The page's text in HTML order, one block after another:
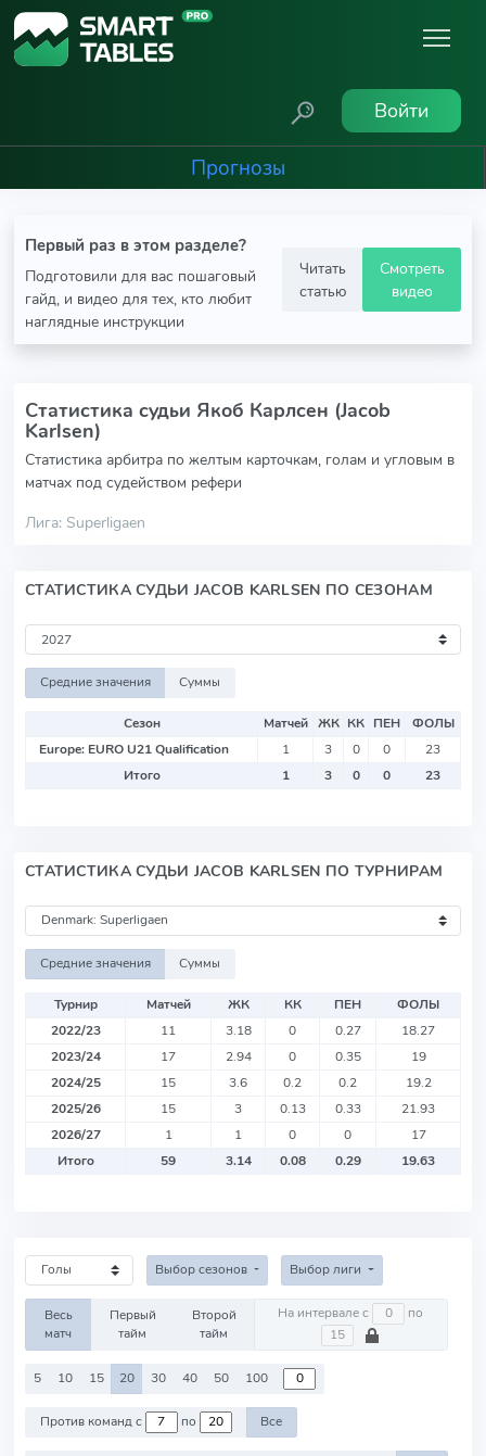
Войти
Прогнозы
Первый раз в этом разделе?
Подготовили для вас пошаговый
гайд, и видео для тех, кто любит
наглядные инструкции
Читать
статью
Смотреть
видео
Статистика судьи Якоб Карлсен (Jacob
Karlsen)
Статистика арбитра по желтым карточкам, голам и угловым в
матчах под судейством рефери
Лига: Superligaen
СТАТИСТИКА СУДЬИ JACOB KARLSEN ПО СЕЗОНАМ
Средние значения Суммы
Сезон Матчей ЖК КК ПЕН
ФОЛЫ
Europe: EURO U21 Qualification
1 3 0 0
23
Итого
1 3 0 0 23
СТАТИСТИКА СУДЬИ JACOB KARLSEN ПО ТУРНИРАМ
Средние значения Суммы
Турнир Матчей ЖК КК ПЕН
ФОЛЫ
2022/23
11 3.18 0 0.27
18.27
2023/24
17 2.94 0 0.35
19
2024/25
15 3.6 0.2 0.2
19.2
2025/26
15 3 0.13 0.33
21.93
2026/27
1 1 0 0
17
Итого
59 3.14 0.08 0.29 19.63
Выбор сезонов Выбор лиги
Весь
матч
Первый
тайм
Второй
тайм
На интервале с по
5 10 15 20 30 40 50 100
Против команд с по Все